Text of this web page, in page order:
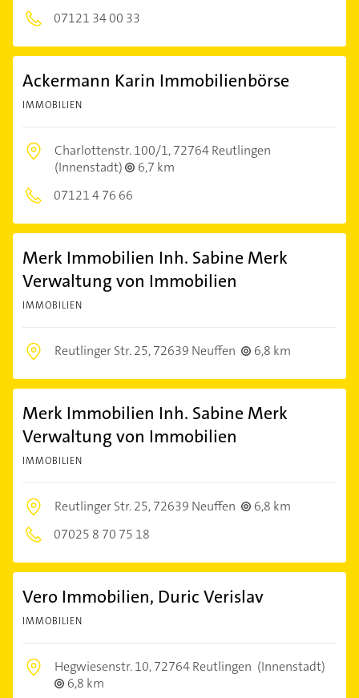
07121 34 00 33
Ackermann Karin Immobilienbörse
IMMOBILIEN
Charlottenstr. 100/1,72764 Reutlingen
(Innenstadt)
6,7 km
07121 4 76 66
Merk Immobilien Inh. Sabine Merk
Verwaltung von Immobilien
IMMOBILIEN
Reutlinger Str. 25,72639 Neuffen 6,8 km
Merk Immobilien Inh. Sabine Merk
Verwaltung von Immobilien
IMMOBILIEN
Reutlinger Str. 25,72639 Neuffen
6,8 km
07025 8 70 75 18
Vero Immobilien, Duric Verislav
IMMOBILIEN
Hegwiesenstr. 10,72764 Reutlingen (Innenstadt)
6,8 km